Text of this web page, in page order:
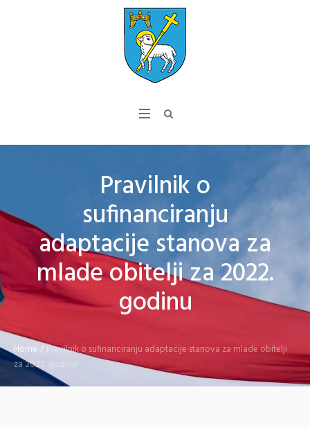
Pravilnik o
sufinanciranju
adaptacije stanova za
mlade obitelji za 2022.
godinu
Home / Pravilnik o sufinanciranju adaptacije stanova za mlade obitelji
za 2022. godinu